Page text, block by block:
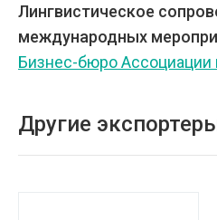
Лингвистическое
международных
Бизнес-бюро Ассоциации
Другие